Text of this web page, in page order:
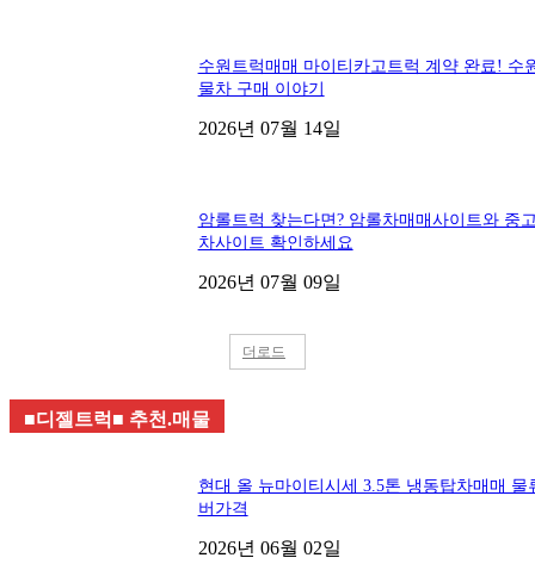
수원트럭매매 마이티카고트럭 계약 완료! 수
물차 구매 이야기
2026년 07월 14일
암롤트럭 찾는다면? 암롤차매매사이트와 중
차사이트 확인하세요
2026년 07월 09일
더로드
■디젤트럭■ 추천.매물
현대 올 뉴마이티시세 3.5톤 냉동탑차매매 물
버가격
2026년 06월 02일